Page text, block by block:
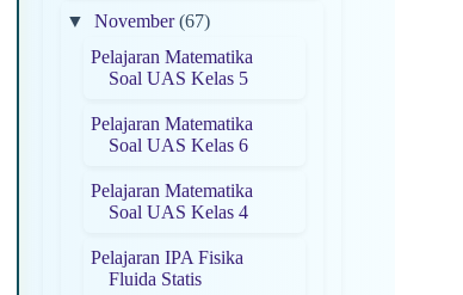
▼November(67)
Pelajaran Matematika
Soal UAS Kelas 5
Pelajaran Matematika
Soal UAS Kelas 6
Pelajaran Matematika
Soal UAS Kelas 4
Pelajaran IPA Fisika
Fluida Statis